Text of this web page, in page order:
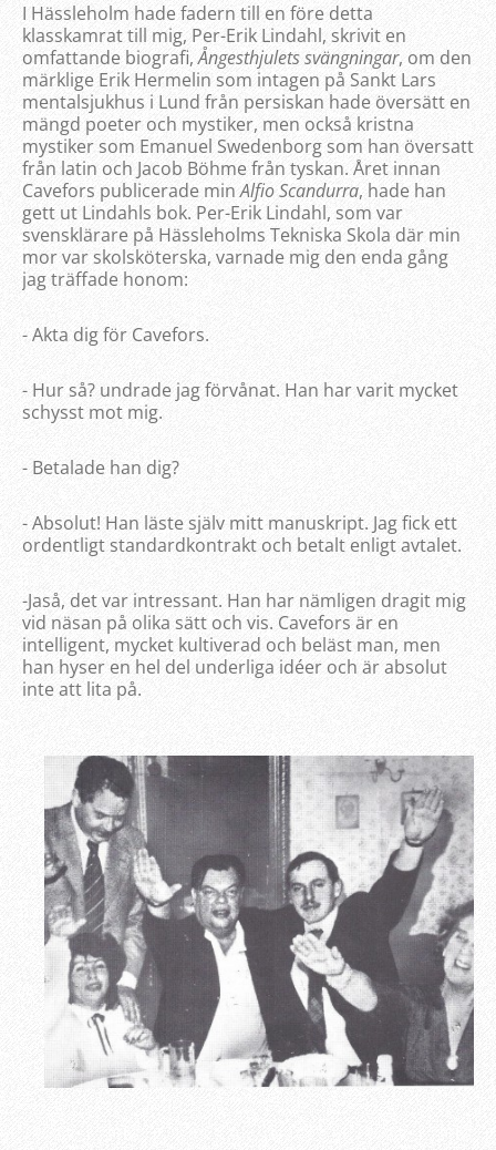
I Hässleholm hade fadern till en före detta
klasskamrat till mig, Per-Erik Lindahl, skrivit en
omfattande biografi,Ångesthjulets svängningar, om den
märklige Erik Hermelin som intagen på Sankt Lars
mentalsjukhus i Lund från persiskan hade översätt en
mängd poeter och mystiker, men också kristna
mystiker som Emanuel Swedenborg som han översatt
från latin och Jacob Böhme från tyskan. Året innan
Cavefors publicerade minAlfio Scandurra, hade han
gett ut Lindahls bok. Per-Erik Lindahl, som var
svensklärare på Hässleholms Tekniska Skola där min
mor var skolsköterska, varnade mig den enda gång
jag träffade honom:
- Akta dig för Cavefors.
- Hur så? undrade jag förvånat. Han har varit mycket
schysst mot mig.
- Betalade han dig?
- Absolut! Han läste själv mitt manuskript. Jag fick ett
ordentligt standardkontrakt och betalt enligt avtalet.
-Jaså, det var intressant. Han har nämligen dragit mig
vid näsan på olika sätt och vis. Cavefors är en
intelligent, mycket kultiverad och beläst man, men
han hyser en hel del underliga idéer och är absolut
inte att lita på.